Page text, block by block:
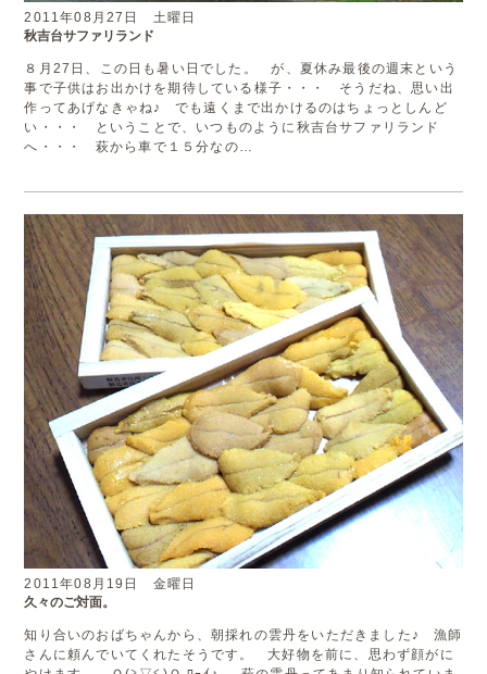
2011年08月27日 土曜日
秋吉台サファリランド
８月27日、この日も暑い日でした。 が、夏休み最後の週末という
事で子供はお出かけを期待している様子・・・ そうだね、思い出
作ってあげなきゃね♪ でも遠くまで出かけるのはちょっとしんど
い・・・ ということで、いつものように秋吉台サファリランド
へ・・・ 萩から車で１５分なの…
2011年08月19日 金曜日
久々のご対面。
知り合いのおばちゃんから、朝採れの雲丹をいただきました♪ 漁師
さんに頼んでいてくれたそうです。 大好物を前に、思わず顔がに